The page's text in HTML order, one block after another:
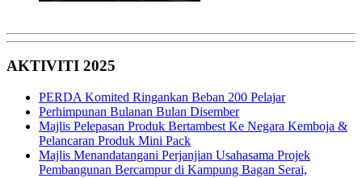
AKTIVITI 2025
PERDA Komited Ringankan Beban 200 Pelajar
Perhimpunan Bulanan Bulan Disember
Majlis Pelepasan Produk Bertambest Ke Negara Kemboja &
Pelancaran Produk Mini Pack
Majlis Menandatangani Perjanjian Usahasama Projek
Pembangunan Bercampur di Kampung Bagan Serai,